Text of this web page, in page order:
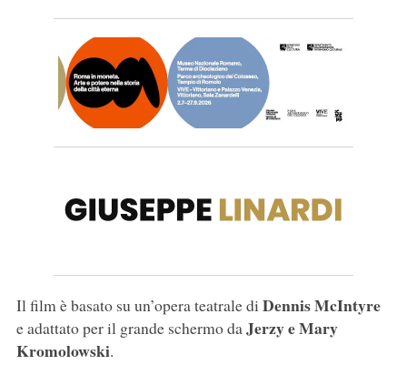
Il film è basato su un’opera teatrale di Dennis McIntyre
e adattato per il grande schermo daJerzy e Mary
Kromolowski.